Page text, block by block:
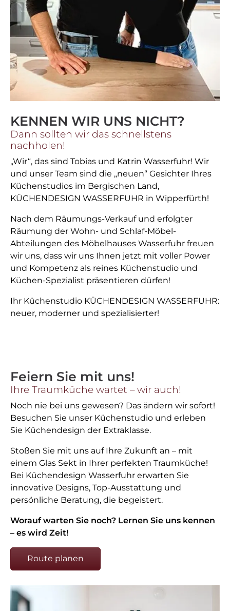
KENNEN WIR UNS NICHT?
Dann sollten wir das schnellstens
nachholen!
„Wir“, das sind Tobias und Katrin Wasserfuhr! Wir
und unser Team sind die „neuen“ Gesichter Ihres
Küchenstudios im Bergischen Land,
KÜCHENDESIGN WASSERFUHR in Wipperfürth!
Nach dem Räumungs-Verkauf und erfolgter
Räumung der Wohn- und Schlaf-Möbel-
Abteilungen des Möbelhauses Wasserfuhr freuen
wir uns, dass wir uns Ihnen jetzt mit voller Power
und Kompetenz als reines Küchenstudio und
Küchen-Spezialist präsentieren dürfen!
Ihr Küchenstudio KÜCHENDESIGN WASSERFUHR:
neuer, moderner und spezialisierter!
Feiern Sie mit uns!
Ihre Traumküche wartet – wir auch!
Noch nie bei uns gewesen? Das ändern wir sofort!
Besuchen Sie unser Küchenstudio und erleben
Sie Küchendesign der Extraklasse.
Stoßen Sie mit uns auf Ihre Zukunft an – mit
einem Glas Sekt in Ihrer perfekten Traumküche!
Bei Küchendesign Wasserfuhr erwarten Sie
innovative Designs, Top-Ausstattung und
persönliche Beratung, die begeistert.
Worauf warten Sie noch? Lernen Sie uns kennen
– es wird Zeit!
Route planen